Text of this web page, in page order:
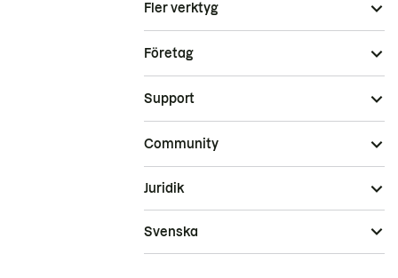
Fler verktyg
Företag
Support
Community
Juridik
Svenska